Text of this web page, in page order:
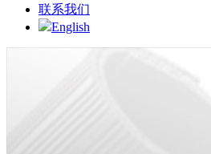
联系我们
English